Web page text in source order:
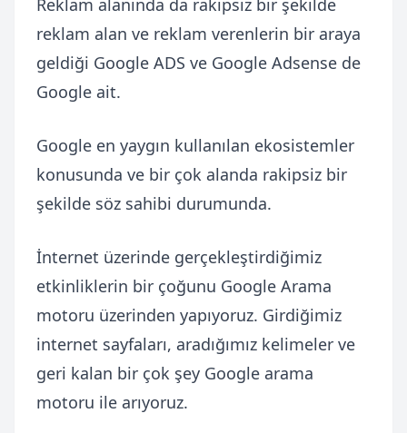
Reklam alanında da rakipsiz bir şekilde
reklam alan ve reklam verenlerin bir araya
geldiği Google ADS ve Google Adsense de
Google ait.
Google en yaygın kullanılan ekosistemler
konusunda ve bir çok alanda rakipsiz bir
şekilde söz sahibi durumunda.
İnternet üzerinde gerçekleştirdiğimiz
etkinliklerin bir çoğunu Google Arama
motoru üzerinden yapıyoruz. Girdiğimiz
internet sayfaları, aradığımız kelimeler ve
geri kalan bir çok şey Google arama
motoru ile arıyoruz.